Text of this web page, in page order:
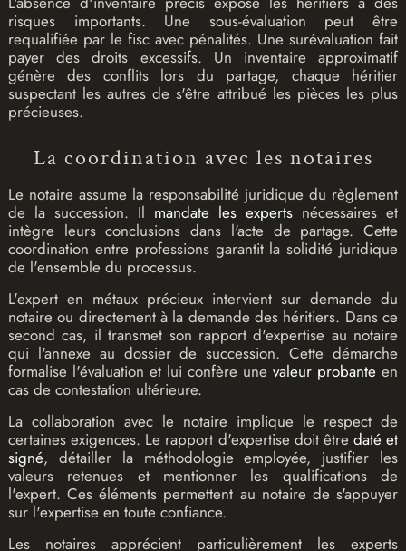
risques importants. Une sous-évaluation peut être
requalifiée par le fisc avec pénalités. Une surévaluation fait
payer des droits excessifs. Un inventaire approximatif
génère des conflits lors du partage, chaque héritier
suspectant les autres de s'être attribué les pièces les plus
précieuses.
La coordination avec les notaires
Le notaire assume la responsabilité juridique du règlement
de la succession. Il mandate les experts nécessaires et
intègre leurs conclusions dans l'acte de partage. Cette
coordination entre professions garantit la solidité juridique
de l'ensemble du processus.
L'expert en métaux précieux intervient sur demande du
notaire ou directement à la demande des héritiers. Dans ce
second cas, il transmet son rapport d'expertise au notaire
qui l'annexe au dossier de succession. Cette démarche
formalise l'évaluation et lui confère unevaleur probante en
cas de contestation ultérieure.
La collaboration avec le notaire implique le respect de
certaines exigences. Le rapport d'expertise doit être daté et
signé, détailler la méthodologie employée, justifier les
valeurs retenues et mentionner les qualifications de
l'expert. Ces éléments permettent au notaire de s'appuyer
sur l'expertise en toute confiance.
Les notaires apprécient particulièrement les experts